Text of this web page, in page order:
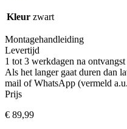
Kleur zwart
Montagehandleiding
Levertijd
1 tot 3 werkdagen na
Als het langer gaat duren dan
mail of WhatsApp (vermeld
Prijs
€ 89,99